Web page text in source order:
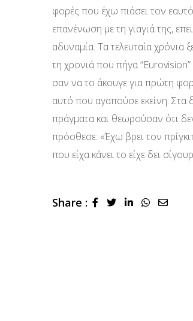
φορές που έχω πιάσει τον
επανένωση με τη γιαγιά της,
αδυναμία. Τα τελευταία χρόνια
τη χρονιά που πήγα
σαν να το άκουγε για πρώτη
αυτό που αγαπούσε εκείνη. Στα
πράγματα και θεωρούσαν ότι
πρόσθεσε: «Έχω βρει τον
που είχα κάνει το είχε δει
Share : LinkedInWhatsapp
Share